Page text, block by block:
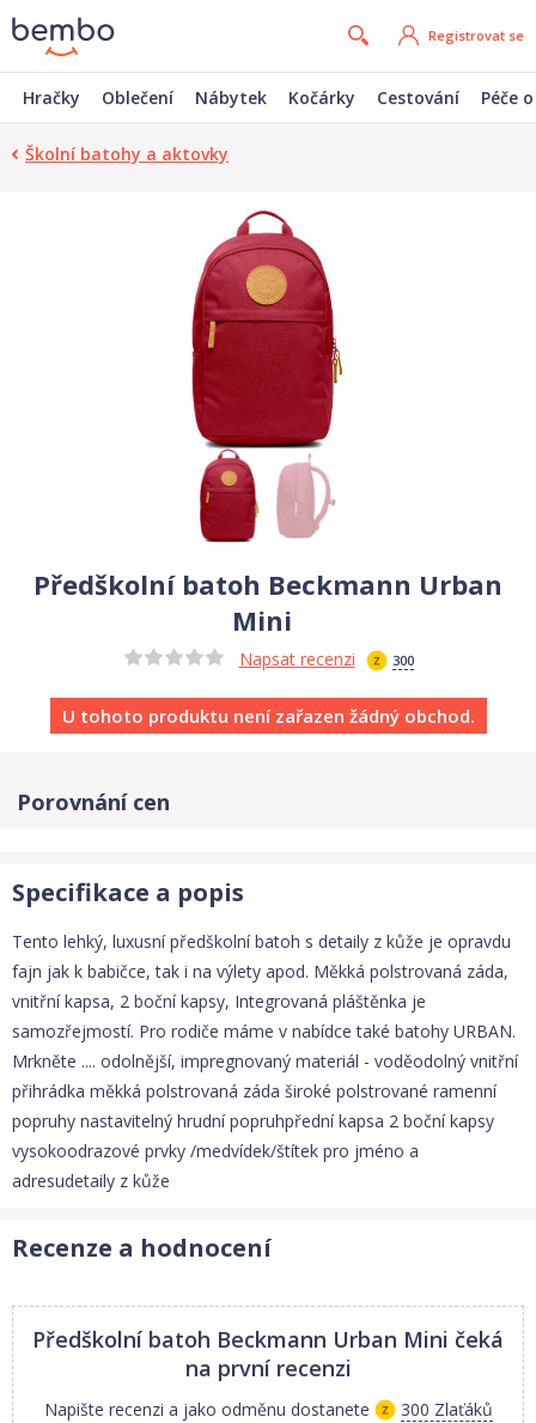
Registrovat se
Hračky Oblečení Nábytek Kočárky Cestování Péče
Školní batohy a aktovky
Předškolní batoh Beckmann Urban
Mini
Napsat recenzi 300
U tohoto produktu není zařazen žádný obchod.
Porovnání cen
Specifikace a popis
Tento lehký, luxusní předškolní batoh s detaily z kůže je opravdu
fajn jak k babičce, tak i na výlety apod. Měkká polstrovaná záda,
vnitřní kapsa, 2 boční kapsy, Integrovaná pláštěnka je
samozřejmostí. Pro rodiče máme v nabídce také batohy URBAN.
Mrkněte .... odolnější, impregnovaný materiál - voděodolný vnitřní
přihrádka měkká polstrovaná záda široké polstrované ramenní
popruhy nastavitelný hrudní popruhpřední kapsa 2 boční kapsy
vysokoodrazové prvky /medvídek/štítek pro jméno a
adresudetaily z kůže
Recenze a hodnocení
Předškolní batoh Beckmann Urban Mini čeká
na první recenzi
Napište recenzi a jako odměnu dostanete
300 Zlaťáků